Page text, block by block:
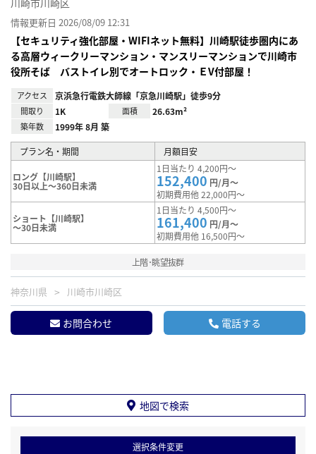
川崎市川崎区
情報更新日 2026/08/09 12:31
【セキュリティ強化部屋・WIFIネット無料】川崎駅徒歩圏内にあ
る高層ウィークリーマンション・マンスリーマンションで川崎市
役所そば バストイレ別でオートロック・ＥV付部屋！
アクセス 京浜急行電鉄大師線「京急川崎駅」徒歩9分
間取り 1K 面積 26.63m²
築年数 1999年 8月 築
プラン名・期間 月額目安
ロング【川崎駅】
30日以上～360日未満
1日当たり 4,200円～
152,400 円/月～
初期費用他 22,000円～
ショート【川崎駅】
～30日未満
1日当たり 4,500円～
161,400 円/月～
初期費用他 16,500円～
上階･眺望抜群
神奈川県 川崎市川崎区
お問合わせ 電話する
地図で検索
選択条件変更